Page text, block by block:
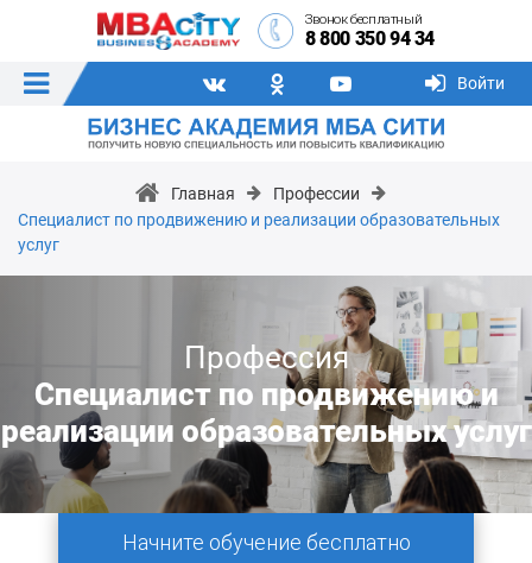
Звонок бесплатный
8 800 350 94 34
Войти
Главная
Профессии
Специалист по продвижению и реализации образовательных
услуг
Профессия
Специалист по продвижению и
реализации образовательных услуг
Начните обучение бесплатно